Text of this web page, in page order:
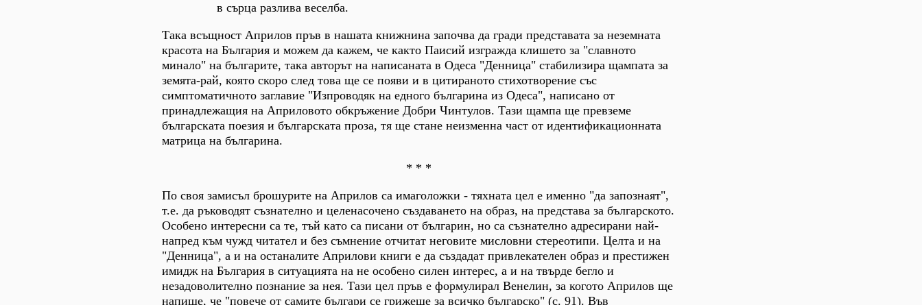
в сърца разлива веселба.
Така всъщност Априлов пръв в нашата книжнина започва да гради представата за неземната
красота на България и можем да кажем, че както Паисий изгражда клишето за "славното
минало" на българите, така авторът на написаната в Одеса "Денница" стабилизира щампата за
земята-рай, която скоро след това ще се появи и в цитираното стихотворение със
симптоматичното заглавие "Изпроводяк на едного българина из Одеса", написано от
принадлежащия на Априловото обкръжение Добри Чинтулов. Тази щампа ще превземе
българската поезия и българската проза, тя ще стане неизменна част от идентификационната
матрица на българина.
* * *
По своя замисъл брошурите на Априлов са имаголожки - тяхната цел е именно "да запознаят",
т.е. да ръководят съзнателно и целенасочено създаването на образ, на представа за българското.
Особено интересни са те, тъй като са писани от българин, но са съзнателно адресирани най-
напред към чужд читател и без съмнение отчитат неговите мисловни стереотипи. Целта и на
"Денница", а и на останалите Априлови книги е да създадат привлекателен образ и престижен
имидж на България в ситуацията на не особено силен интерес, а и на твърде бегло и
незадоволително познание за нея. Тази цел пръв е формулирал Венелин, за когото Априлов ще
напише, че "повече от самите българи се грижеше за всичко българско" (с. 91). Във